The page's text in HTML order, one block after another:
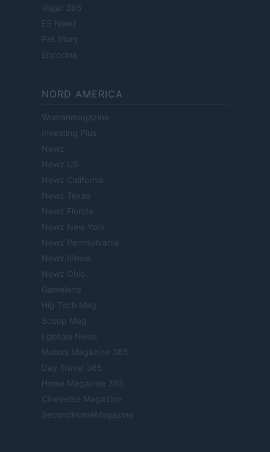
Viajar 365
ES Newz
Pet Story
Encocina
NORD AMERICA
Womanmagazine
Investing Plus
Newz
Newz US
Newz California
Newz Texas
Newz Florida
Newz New York
Newz Pennsylvania
Newz Illinois
Newz Ohio
Gameland
Hig Tech Mag
Scoop Mag
Lgbtqia News
Motors Magazine 365
Day Travel 365
Home Magazine 365
Cineverse Magazine
SecondHomeMagazine